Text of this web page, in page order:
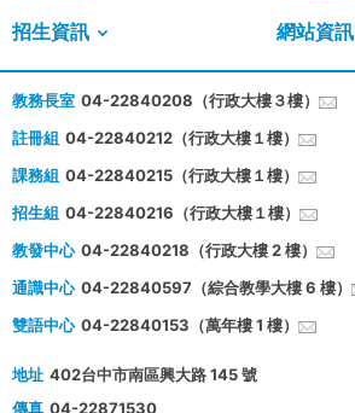
招生資訊 網站資訊
教務長室 04-22840208（行政大樓３樓）
註冊組 04-22840212（行政大樓１樓）
課務組 04-22840215（行政大樓１樓）
招生組 04-22840216（行政大樓１樓）
教發中心 04-22840218（行政大樓 2 樓）
通識中心 04-22840597（綜合教學大樓 6 樓）
雙語中心 04-22840153（萬年樓 1 樓）
地址 402台中市南區興大路 145 號
傳真 04-22871530